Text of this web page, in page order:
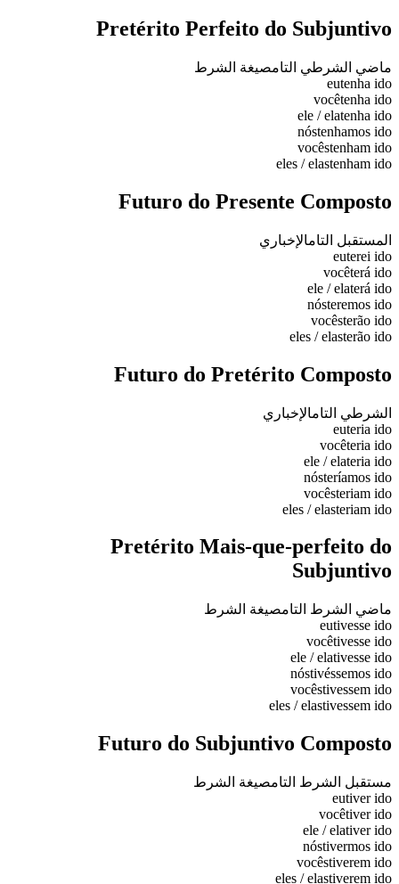
Pretérito Perfeito do Subjuntivo
ماضي الشرطي التامصيغة الشرط
eutenha ido
vocêtenha ido
ele / elatenha ido
nóstenhamos ido
vocêstenham ido
eles / elastenham ido
Futuro do Presente Composto
المستقبل التامالإخباري
euterei ido
vocêterá ido
ele / elaterá ido
nósteremos ido
vocêsterão ido
eles / elasterão ido
Futuro do Pretérito Composto
الشرطي التامالإخباري
euteria ido
vocêteria ido
ele / elateria ido
nósteríamos ido
vocêsteriam ido
eles / elasteriam ido
Pretérito Mais-que-perfeito do
Subjuntivo
ماضي الشرط التامصيغة الشرط
eutivesse ido
vocêtivesse ido
ele / elativesse ido
nóstivéssemos ido
vocêstivessem ido
eles / elastivessem ido
Futuro do Subjuntivo Composto
مستقبل الشرط التامصيغة الشرط
eutiver ido
vocêtiver ido
ele / elativer ido
nóstivermos ido
vocêstiverem ido
eles / elastiverem ido